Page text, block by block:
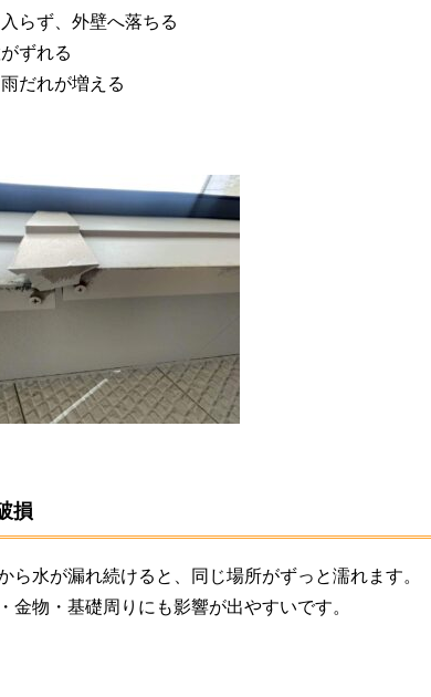
入らず、外壁へ落ちる
ずれる
だれが増える
損
ら水が漏れ続けると、同じ場所がずっと濡れます。
金物・基礎周りにも影響が出やすいです。